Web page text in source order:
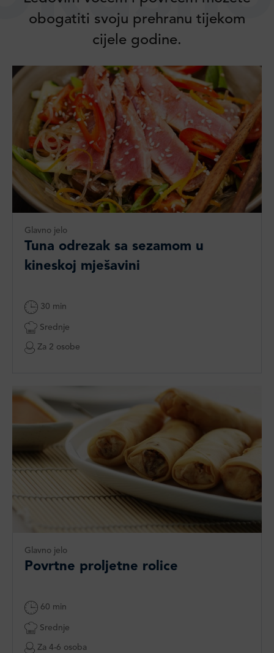
obogatiti svoju prehranu tijekom
cijele godine.
Glavno jelo
Tuna odrezak sa sezamom u
kineskoj mješavini
30 min
Srednje
Za 2 osobe
Glavno jelo
Povrtne proljetne rolice
60 min
Srednje
Za 4-6 osoba